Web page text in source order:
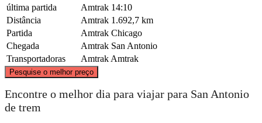
última partida
Amtrak 14:10
Distância
Amtrak 1.692,7 km
Partida
Amtrak Chicago
Chegada
Amtrak San Antonio
Transportadoras
Amtrak Amtrak
Pesquise o melhor preço
©
Encontre o melhor dia para viajar para San Antonio
de trem